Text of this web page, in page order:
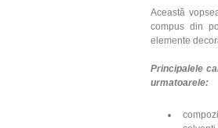
Această
compus din
elemente
Principalele
urmatoarele: